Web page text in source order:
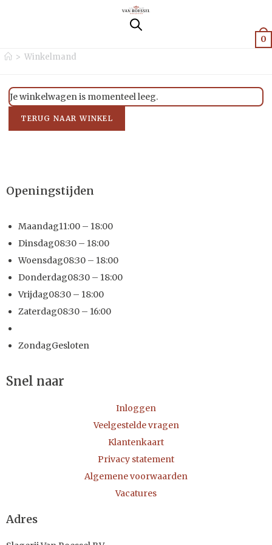
0
> Winkelmand
Je winkelwagen is momenteel leeg.
TERUG NAAR WINKEL
Openingstijden
Maandag11:00 – 18:00
Dinsdag08:30 – 18:00
Woensdag08:30 – 18:00
Donderdag08:30 – 18:00
Vrijdag08:30 – 18:00
Zaterdag08:30 – 16:00
ZondagGesloten
Snel naar
Inloggen
Veelgestelde vragen
Klantenkaart
Privacy statement
Algemene voorwaarden
Vacatures
Adres